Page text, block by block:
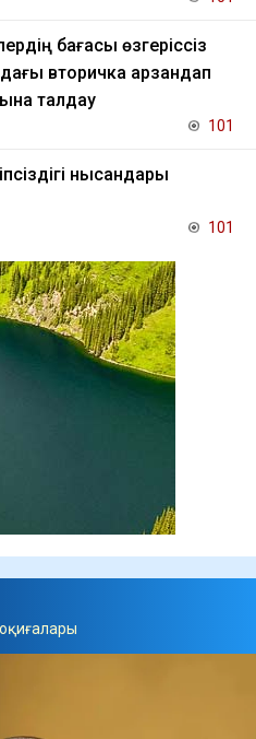
бағасы өзгеріссіз
вторичка арзандап
талдау
101
нысандары
101